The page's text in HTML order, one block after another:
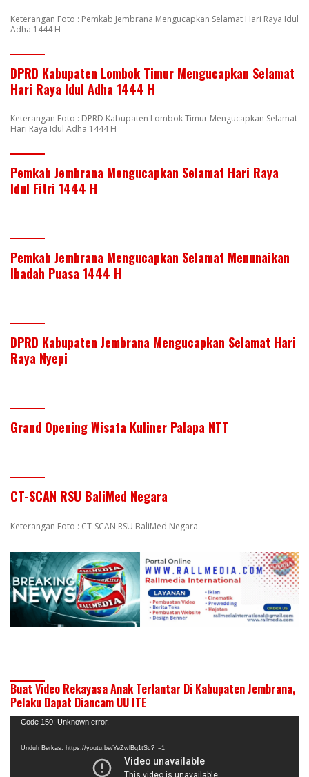
Keterangan Foto : Pemkab Jembrana Mengucapkan Selamat Hari Raya Idul
Adha 1444 H
DPRD Kabupaten Lombok Timur Mengucapkan Selamat
Hari Raya Idul Adha 1444 H
Keterangan Foto : DPRD Kabupaten Lombok Timur Mengucapkan Selamat
Hari Raya Idul Adha 1444 H
Pemkab Jembrana Mengucapkan Selamat Hari Raya
Idul Fitri 1444 H
Pemkab Jembrana Mengucapkan Selamat Menunaikan
Ibadah Puasa 1444 H
DPRD Kabupaten Jembrana Mengucapkan Selamat Hari
Raya Nyepi
Grand Opening Wisata Kuliner Palapa NTT
CT-SCAN RSU BaliMed Negara
Keterangan Foto : CT-SCAN RSU BaliMed Negara
Buat Video Rekayasa Anak Terlantar Di Kabupaten Jembrana,
Pelaku Dapat Diancam UU ITE
Pemutar
Code 150: Unknown error.
Unduh Berkas: https://youtu.be/YeZwlBq1tSc?_=1